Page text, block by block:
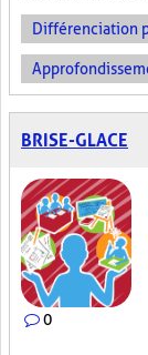
Différenciation
BRISE-GLACE
0